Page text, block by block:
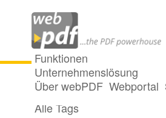
Funktionen
Unternehmenslösung
Über webPDF Webportal
Alle Beiträge
Alle Tags